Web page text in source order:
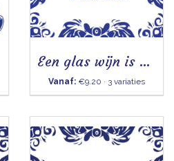
Een glas wijn is goed voor de gezondheid
Vanaf: €9.20 · 3 variaties